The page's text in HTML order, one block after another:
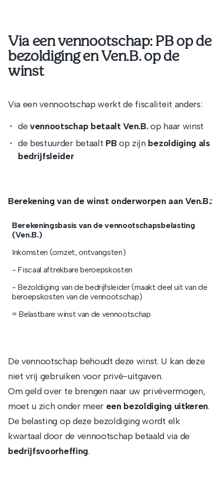
Via een vennootschap: PB op de
bezoldiging en Ven.B. op de
winst
Via een vennootschap werkt de fiscaliteit anders:
devennootschap betaalt Ven.B.op haar winst
de bestuurder betaalt PB op zijn bezoldiging als
bedrijfsleider
Berekening van de winst onderworpen aan Ven.B.:
Berekeningsbasis van de vennootschapsbelasting
(Ven.B.)
Inkomsten (omzet, ontvangsten)
- Fiscaal aftrekbare beroepskosten
- Bezoldiging van de bedrijfsleider (maakt deel uit van de
beroepskosten van de vennootschap)
= Belastbare winst van de vennootschap
De vennootschap behoudt deze winst. U kan deze
niet vrij gebruiken voor privé-uitgaven.
Om geld over te brengen naar uw privévermogen,
moet u zich onder meer een bezoldiging uitkeren.
De belasting op deze bezoldiging wordt elk
kwartaal door de vennootschap betaald via de
bedrijfsvoorheffing.